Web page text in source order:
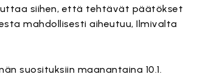
siihen, että tehtävät päätökset
mahdollisesti aiheutuu, Ilmivalta
suosituksiin maanantaina 10.1.